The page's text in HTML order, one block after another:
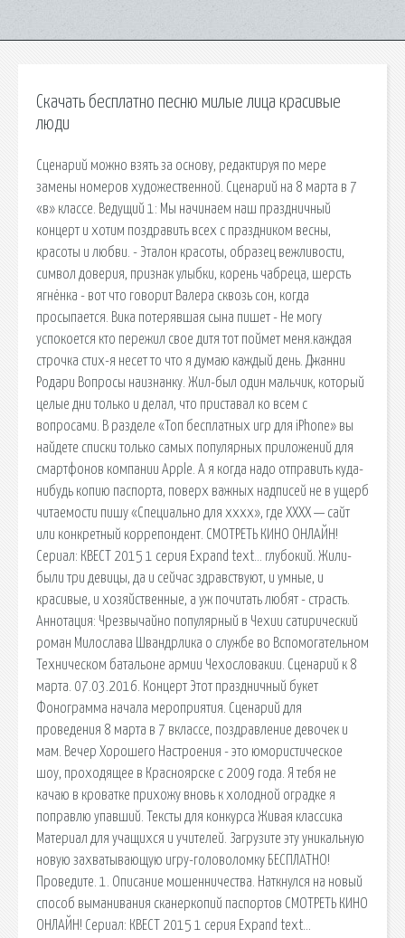
Скачать бесплатно песню милые лица красивые
люди
Сценарий можно взять за основу, редактируя по мере
замены номеров художественной. Сценарий на 8 марта в 7
«в» классе. Ведущий 1: Мы начинаем наш праздничный
концерт и хотим поздравить всех с праздником весны,
красоты и любви. - Эталон красоты, образец вежливости,
символ доверия, признак улыбки, корень чабреца, шерсть
ягнёнка - вот что говорит Валера сквозь сон, когда
просыпается. Вика потерявшая сына пишет - Не могу
успокоется кто пережил свое дитя тот поймет меня.каждая
строчка стих-я несет то что я думаю каждый день. Джанни
Родари Вопросы наизнанку. Жил-был один мальчик, который
целые дни только и делал, что приставал ко всем с
вопросами. В разделе «Топ бесплатных игр для iPhone» вы
найдете списки только самых популярных приложений для
смартфонов компании Apple. А я когда надо отправить куда-
нибудь копию паспорта, поверх важных надписей не в ущерб
читаемости пишу «Специально для xxxx», где ХХХХ — сайт
или конкретный коррепондент. СМОТРЕТЬ КИНО ОНЛАЙН!
Сериал: КВЕСТ 2015 1 серия Expand text… глубокий. Жили-
были три девицы, да и сейчас здравствуют, и умные, и
красивые, и хозяйственные, а уж почитать любят - страсть.
Аннотация: Чрезвычайно популярный в Чехии сатирический
роман Милослава Швандрлика о службе во Вспомогательном
Техническом батальоне армии Чехословакии. Сценарий к 8
марта. 07.03.2016. Концерт Этот праздничный букет
Фонограмма начала мероприятия. Сценарий для
проведения 8 марта в 7 вклассе, поздравление девочек и
мам. Вечер Хорошего Настроения - это юмористическое
шоу, проходящее в Красноярске с 2009 года. Я тебя не
качаю в кроватке прихожу вновь к холодной оградке я
поправлю упавший. Тексты для конкурса Живая классика
Материал для учащихся и учителей. Загрузите эту уникальную
новую захватывающую игру-головоломку БЕСПЛАТНО!
Проведите. 1. Описание мошенничества. Наткнулся на новый
способ выманивания сканеркопий паспортов СМОТРЕТЬ КИНО
ОНЛАЙН! Сериал: КВЕСТ 2015 1 серия Expand text…